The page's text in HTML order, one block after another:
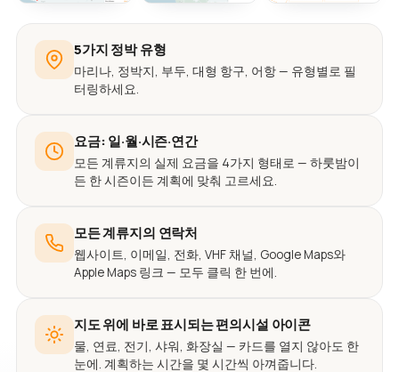
5가지 정박 유형
마리나, 정박지, 부두, 대형 항구, 어항 — 유형별로 필
터링하세요.
요금: 일·월·시즌·연간
모든 계류지의 실제 요금을 4가지 형태로 — 하룻밤이
든 한 시즌이든 계획에 맞춰 고르세요.
모든 계류지의 연락처
웹사이트, 이메일, 전화, VHF 채널, Google Maps와
Apple Maps 링크 — 모두 클릭 한 번에.
지도 위에 바로 표시되는 편의시설 아이콘
물, 연료, 전기, 샤워, 화장실 — 카드를 열지 않아도 한
눈에. 계획하는 시간을 몇 시간씩 아껴줍니다.